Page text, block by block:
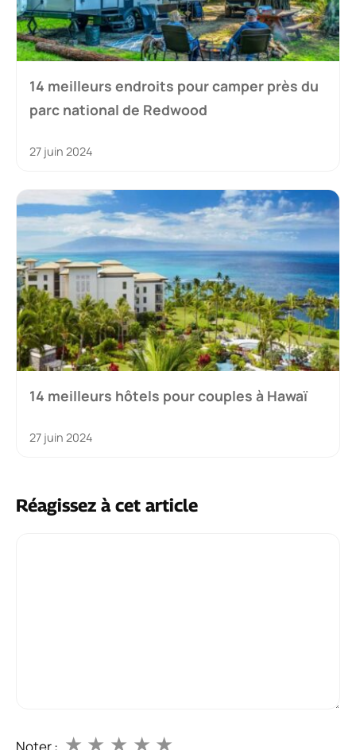
14 meilleurs endroits pour camper près du
parc national de Redwood
27 juin 2024
14 meilleurs hôtels pour couples à Hawaï
27 juin 2024
Réagissez à cet article
Noter : ★
★
★
★
★